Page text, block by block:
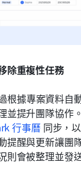
除重複性任務
根據專案資料自
並提升團隊協作
行事曆 同步，
提醒與更新讓團
則會被整理並發